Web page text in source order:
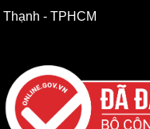
Thạnh - TPHCM